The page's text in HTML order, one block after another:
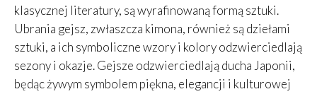
klasycznej literatury, są wyrafinowaną formą sztuki.
Ubrania gejsz, zwłaszcza kimona, również są dziełami
sztuki, a ich symboliczne wzory i kolory odzwierciedlają
sezony i okazje. Gejsze odzwierciedlają ducha Japonii,
będąc żywym symbolem piękna, elegancji i kulturowej